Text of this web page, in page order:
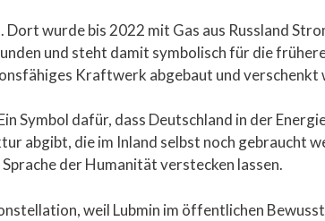
Dort wurde bis 2022 mit Gas aus Russland
und steht damit symbolisch für die
Kraftwerk abgebaut und verschenkt
Symbol dafür, dass Deutschland in der
abgibt, die im Inland selbst noch gebraucht
der Humanität verstecken lassen.
weil Lubmin im öffentlichen